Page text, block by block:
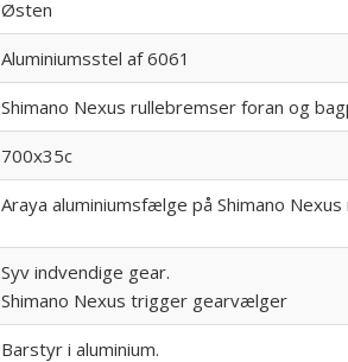
Østen
Aluminiumsstel af 6061
Shimano Nexus rullebremser foran og
700x35c
Araya aluminiumsfælge på Shimano Nexus
Syv indvendige gear.
Shimano Nexus trigger gearvælger
Barstyr i aluminium.